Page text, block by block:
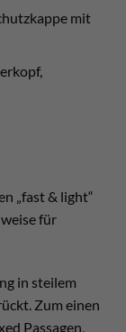
mit
„fast & light“
für
in steilem
Zum einen
Passagen,